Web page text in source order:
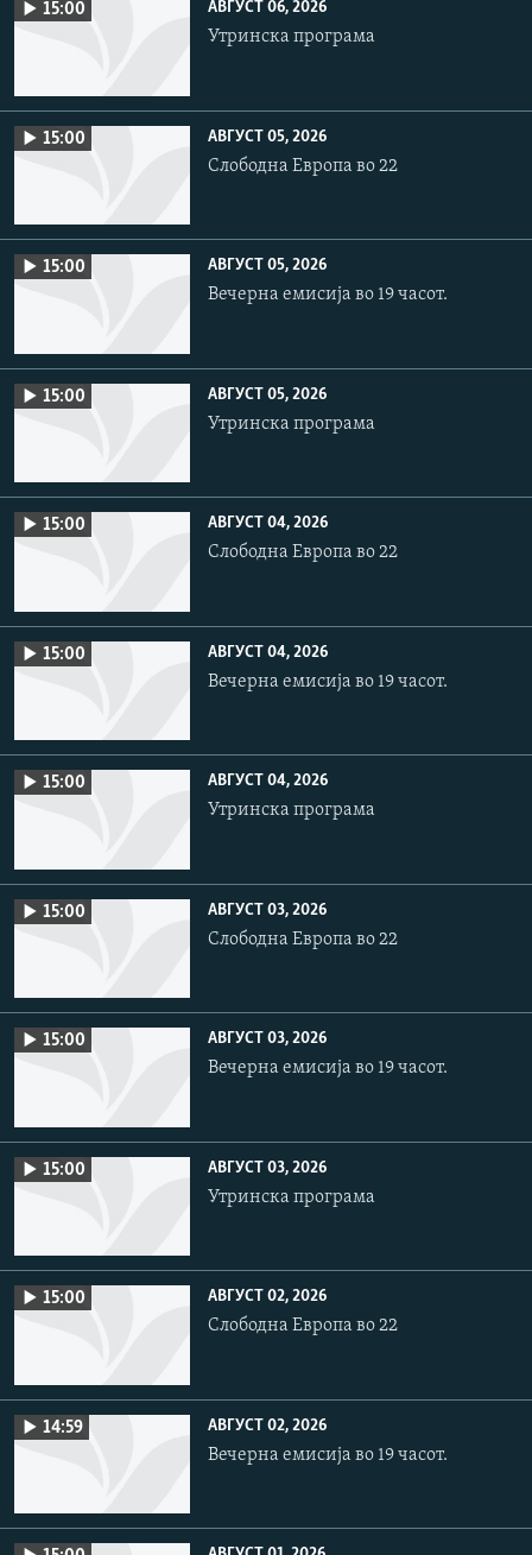
15:00 АВГУСТ 06, 2026
Утринска програма
15:00 АВГУСТ 05, 2026
Слободна Европа во 22
15:00 АВГУСТ 05, 2026
Вечерна емисија во 19 часот.
15:00 АВГУСТ 05, 2026
Утринска програма
15:00 АВГУСТ 04, 2026
Слободна Европа во 22
15:00 АВГУСТ 04, 2026
Вечерна емисија во 19 часот.
15:00 АВГУСТ 04, 2026
Утринска програма
15:00 АВГУСТ 03, 2026
Слободна Европа во 22
15:00 АВГУСТ 03, 2026
Вечерна емисија во 19 часот.
15:00 АВГУСТ 03, 2026
Утринска програма
15:00 АВГУСТ 02, 2026
Слободна Европа во 22
14:59 АВГУСТ 02, 2026
Вечерна емисија во 19 часот.